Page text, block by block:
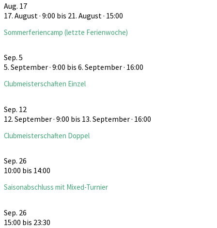
Aug. 17
17. August · 9:00 bis 21. August · 15:00
Sommerferiencamp (letzte Ferienwoche)
Sep. 5
5. September · 9:00 bis 6. September · 16:00
Clubmeisterschaften Einzel
Sep. 12
12. September · 9:00 bis 13. September · 16:00
Clubmeisterschaften Doppel
Sep. 26
10:00 bis 14:00
Saisonabschluss mit Mixed-Turnier
Sep. 26
15:00 bis 23:30